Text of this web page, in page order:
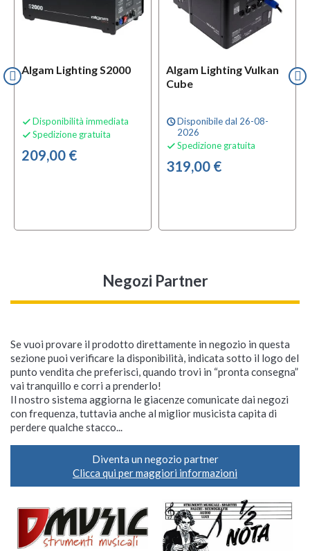
Algam Lighting S2000
 Disponibilità immediata
 Spedizione gratuita
209,00 €
Algam Lighting Vulkan
Cube
scheduleDisponibile dal 26-08-
2026
 Spedizione gratuita
319,00 €
Negozi Partner
Se vuoi provare il prodotto direttamente in negozio in questa
sezione puoi verificare la disponibilità, indicata sotto il logo del
punto vendita che preferisci, quando trovi in “pronta consegna”
vai tranquillo e corri a prenderlo!
Il nostro sistema aggiorna le giacenze comunicate dai negozi
con frequenza, tuttavia anche al miglior musicista capita di
perdere qualche stacco...
Diventa un negozio partner
Clicca qui per maggiori informazioni